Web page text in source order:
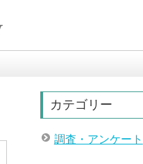
カテゴリー
調査・アンケート